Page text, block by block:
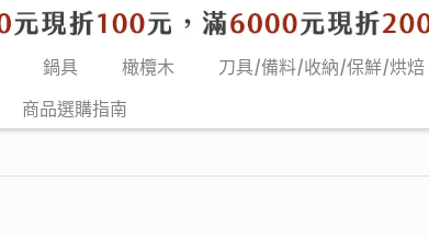
鍋具 橄欖木
刀具/備料/收納/保鮮/烘焙
商品選購指南